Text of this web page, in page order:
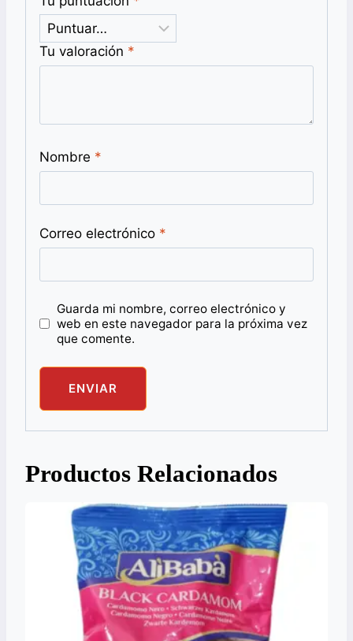
Tu valoración *
Nombre *
Correo electrónico *
Guarda mi nombre, correo electrónico y
web en este navegador para la próxima vez
que comente.
Productos Relacionados